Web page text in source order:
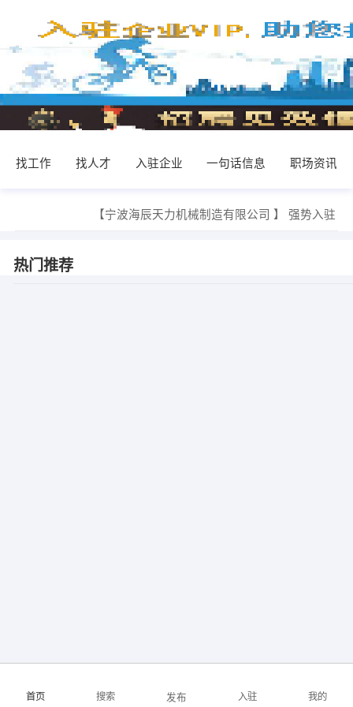
找工作 找人才 入驻企业 一句话信息 职场资讯
【宁波海辰天力机械制造有限公司 】 强势入驻
热门推荐
首页 搜索 发布 入驻 我的